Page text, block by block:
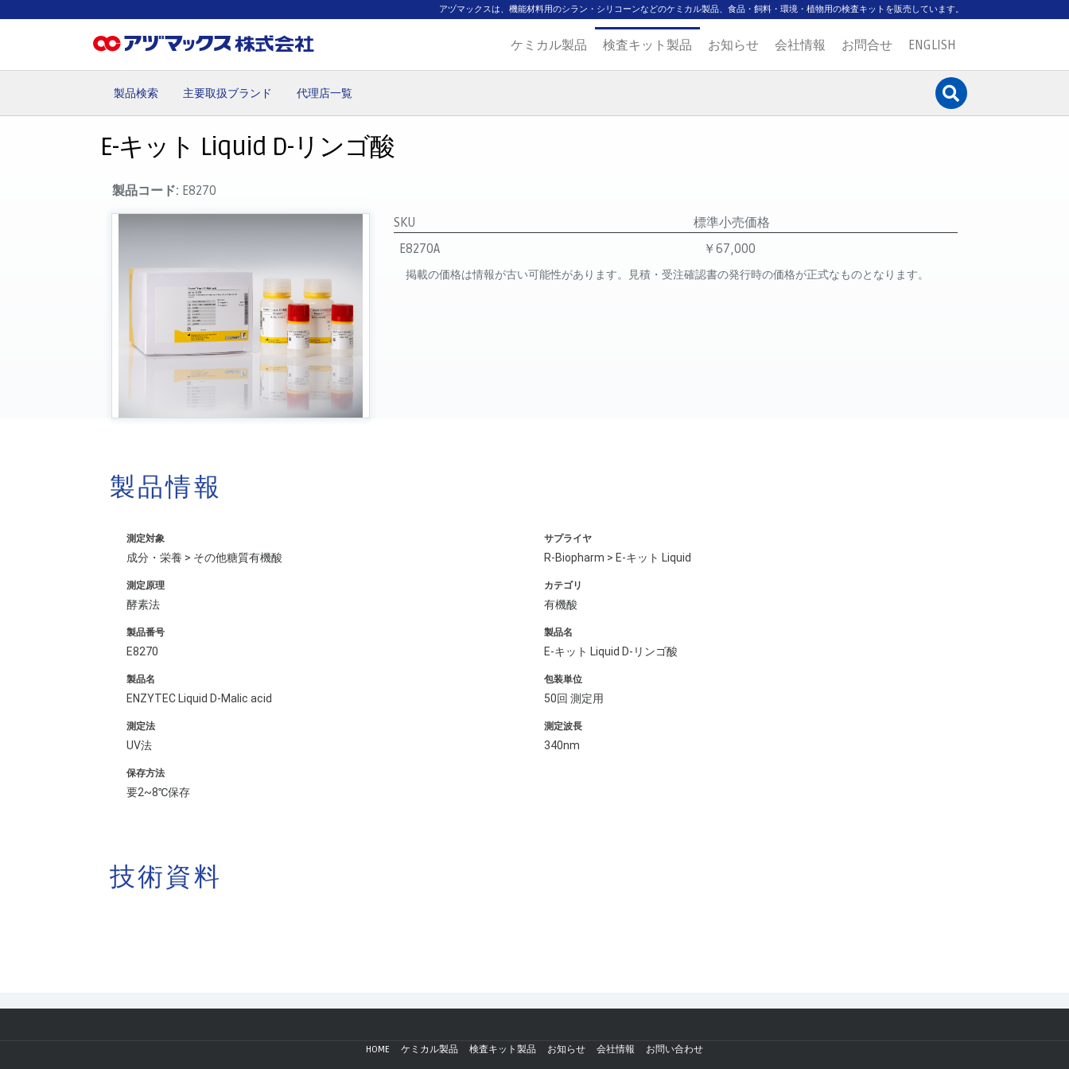
アヅマックスは、機能材料用のシラン・シリコーンなどのケミカル製品、食品・飼料・環境・植物用の検査キットを販売しています。
ケミカル製品 検査キット製品 お知らせ 会社情報 お問合せ ENGLISH
製品検索 主要取扱ブランド 代理店一覧
E-キット Liquid D-リンゴ酸
製品コード: E8270
SKU
標準小売価格
E8270A
￥67,000
掲載の価格は情報が古い可能性があります。見積・受注確認書の発行時の価格が正式なものとなります。
製品情報
測定対象
成分・栄養 > その他糖質有機酸
サプライヤ
R-Biopharm > E-キット Liquid
測定原理
酵素法
カテゴリ
有機酸
製品番号
E8270
製品名
E-キット Liquid D-リンゴ酸
製品名
ENZYTEC Liquid D-Malic acid
包装単位
50回 測定用
測定法
UV法
測定波長
340nm
保存方法
要2~8℃保存
技術資料
HOME ケミカル製品 検査キット製品 お知らせ 会社情報 お問い合わせ